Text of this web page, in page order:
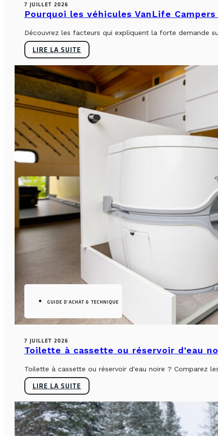
7 JUILLET 2026
Pourquoi les véhicules VanLife
Découvrez les facteurs qui expliquent la forte demande
LIRE LA SUITE
GUIDE D'ACHAT & TECHNIQUE
7 JUILLET 2026
Toilette à cassette ou réservoir d’eau
Toilette à cassette ou réservoir d'eau noire ? Comparez
LIRE LA SUITE